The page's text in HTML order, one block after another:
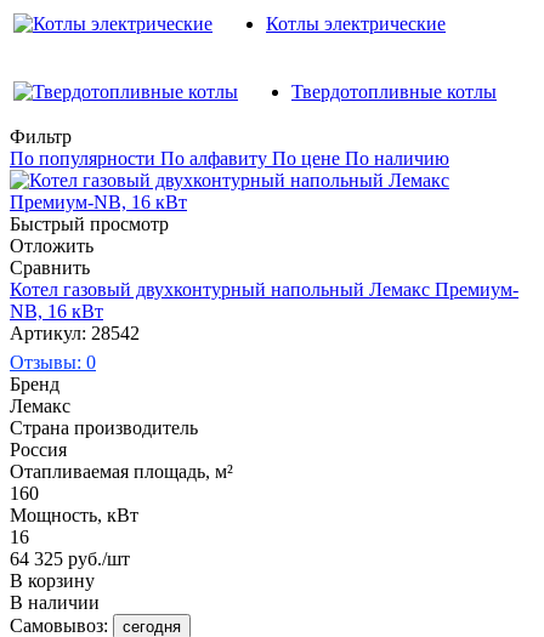
Котлы электрические
Твердотопливные котлы
Фильтр
По популярности По алфавиту По цене По наличию
Быстрый просмотр
Отложить
Сравнить
Котел газовый двухконтурный напольный Лемакс Премиум-
NB, 16 кВт
Артикул: 28542
Отзывы: 0
Бренд
Лемакс
Страна производитель
Россия
Отапливаемая площадь, м²
160
Мощность, кВт
16
64 325 руб./шт
В корзину
В наличии
Самовывоз:
сегодня